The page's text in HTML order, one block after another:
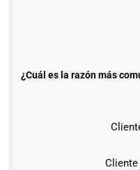
¿Cuál es la razón más